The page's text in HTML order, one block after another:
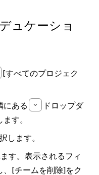
ュケーショ
[すべてのプロジェク
にある
ドロップダ
す。
します。
す。表示されるフィ
[チームを削除]をク